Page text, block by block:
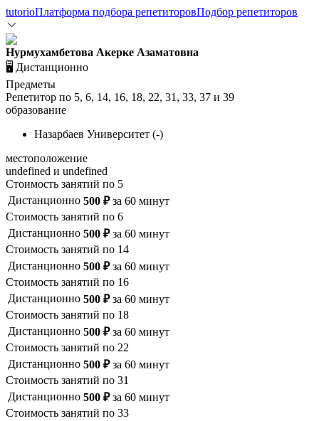
tutorioПлатформа подбора репетиторовПодбор репетиторов
Нурмухамбетова Акерке Азаматовна
🖥️ Дистанционно
Предметы
Репетитор по 5, 6, 14, 16, 18, 22, 31 , 33, 37 и 39
образование
Назарбаев Университет (-)
местоположение
undefined и undefined
Стоимость занятий по 5
Дистанционно 500 ₽ за 60 минут
Стоимость занятий по 6
Дистанционно 500 ₽ за 60 минут
Стоимость занятий по 14
Дистанционно 500 ₽ за 60 минут
Стоимость занятий по 16
Дистанционно 500 ₽ за 60 минут
Стоимость занятий по 18
Дистанционно 500 ₽ за 60 минут
Стоимость занятий по 22
Дистанционно 500 ₽ за 60 минут
Стоимость занятий по 31
Дистанционно 500 ₽ за 60 минут
Стоимость занятий по 33